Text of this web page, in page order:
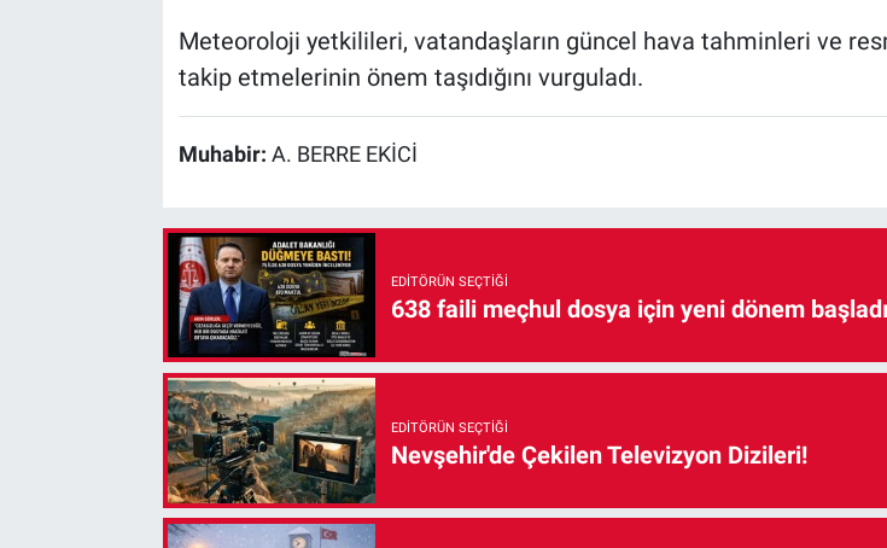
Meteoroloji yetkilileri, vatandaşların güncel hava tahminleri ve
takip etmelerinin önem taşıdığını vurguladı.
Muhabir: A. BERRE EKİCİ
EDITÖRÜN SEÇTIĞI
638 faili meçhul dosya için yeni dönem başladı
EDITÖRÜN SEÇTIĞI
Nevşehir'de Çekilen Televizyon Dizileri!